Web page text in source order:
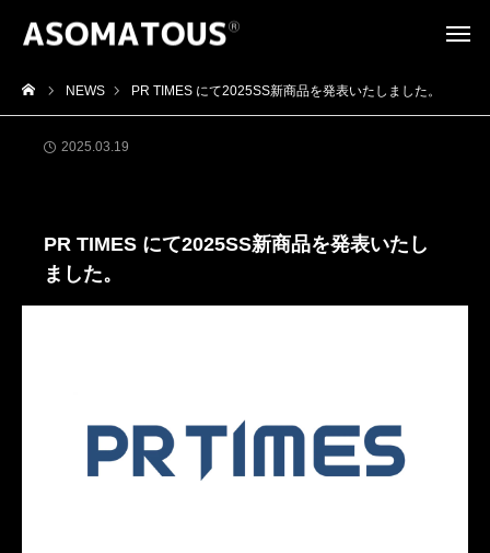
NEWS PR TIMES にて2025SS新商品を発表いたしました。
2025.03.19
PR TIMES にて2025SS新商品を発表いたし
ました。